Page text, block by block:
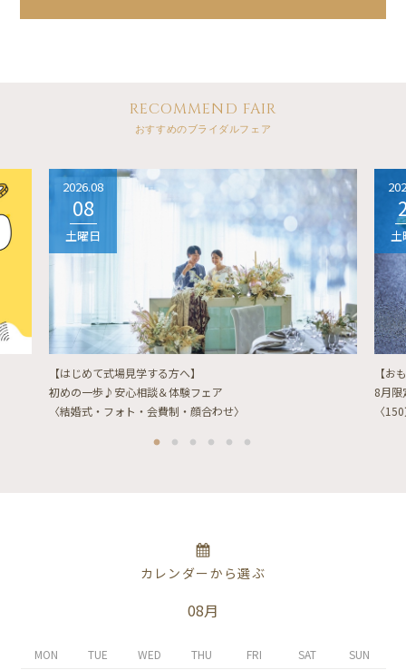
RECOMMEND FAIR
おすすめのブライダルフェア
2026.08
08
土曜日
【はじめて式場見学する方へ】
初めの一歩♪安心相談＆体験フェア
〈結婚式・フォト・会費制・顔合わせ〉
土
【お
8月限
〈
カレンダーから選ぶ
08月
MON TUE WED THU FRI SAT SUN